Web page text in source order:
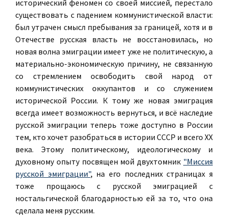
исторический феномен со своей миссией, перестало
существовать с падением коммунистической власти:
был утрачен смысл пребывания за границей, хотя и в
Отечестве русская власть не восстановилась, но
новая волна эмиграции имеет уже не политическую, а
материально-экономическую причину, не связанную
со стремлением освободить свой народ от
коммунистических оккупантов и со служением
исторической России. К тому же новая эмиграция
всегда имеет возможность вернуться, и всё наследие
русской эмиграции теперь тоже доступно в России
тем, кто хочет разобраться в истории СССР и всего ХХ
века. Этому политическому, идеологическому и
духовному опыту посвящен мой двухтомник "Миссия
русской эмиграции", на его последних страницах я
тоже прощаюсь с русской эмиграцией с
ностальгической благодарностью ей за то, что она
сделала меня русским.